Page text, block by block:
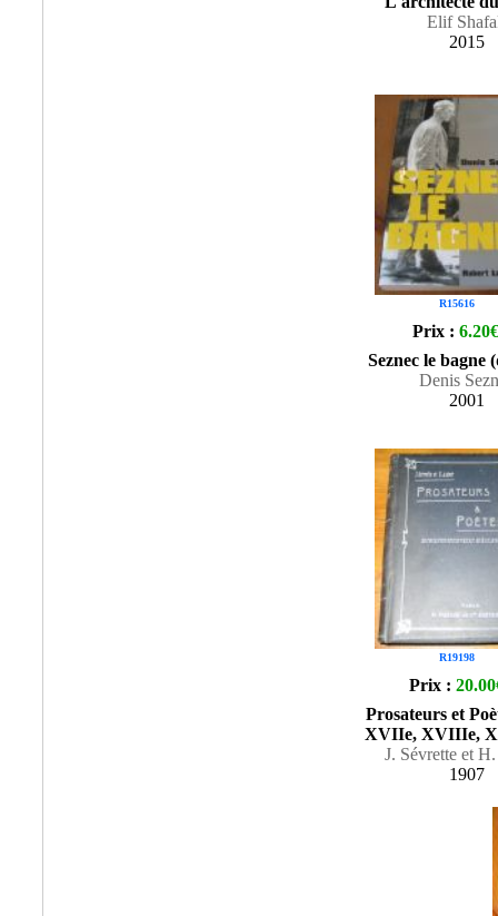
Elif
2015
R15616
Prix : 6.20€
Seznec le bagne
Denis
2001
R19198
Prix :
Prosateurs et
XVIIe, XVIIIe,
J. Sévrette et
1907